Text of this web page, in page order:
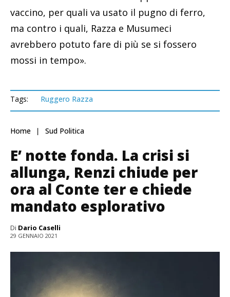
vaccino, per quali va usato il pugno di ferro,
ma contro i quali, Razza e Musumeci
avrebbero potuto fare di più se si fossero
mossi in tempo».
Tags: Ruggero Razza
Home Sud Politica
E’ notte fonda. La crisi si
allunga, Renzi chiude per
ora al Conte ter e chiede
mandato esplorativo
Di Dario Caselli
29 GENNAIO 2021